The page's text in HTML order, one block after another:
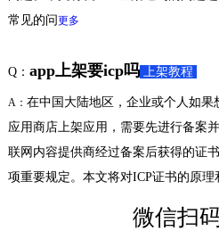
常见的问更多
Q： app上架要icp吗 上架教程
A： 在中国大陆地区，企业或个人如果
应用商店上架应用，需要先进行备案
联网内容提供商经过备案后获得的证
项重要规定。本文将对ICP证书的原理
微信扫